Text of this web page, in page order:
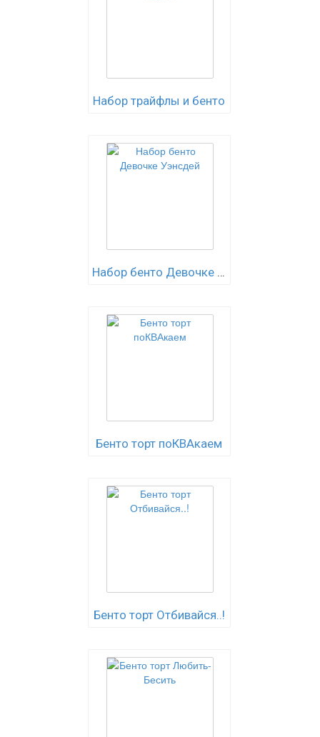
Набор трайфлы и бенто
Набор бенто Девочке Уэнсдей
Бенто торт поКВАкаем
Бенто торт Отбивайся..!